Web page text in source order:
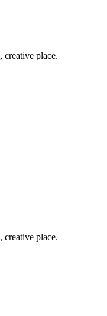
creative place.
creative place.